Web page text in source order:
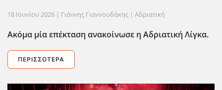
18 Ιουνίου 2026 | Γιάννης Γιαννουδάκης | Αδριατική
Ακόμα μία επέκταση ανακοίνωσε η Αδριατική Λίγκα.
ΠΕΡΙΣΣΌΤΕΡΑ